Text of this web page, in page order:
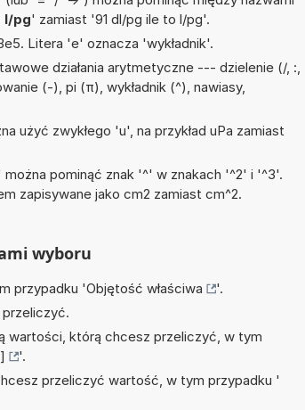
l/pg' zamiast '91 dl/pg ile to l/pg'.
Litera 'e' oznacza 'wykładnik'.
działania arytmetyczne --- dzielenie (/, :,
(-), pi (π), wykładnik (^), nawiasy,
użyć zwykłego 'u', na przykład uPa zamiast
pominąć znak '^' w znakach '^2' i '^3'.
zapisywane jako cm2 zamiast cm^2.
wyboru
przypadku 'Objętość właściwa
'.
wartości, którą chcesz przeliczyć, w tym
'.
przeliczyć wartość, w tym przypadku '